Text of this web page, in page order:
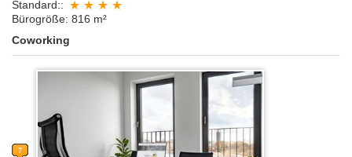
Standard::
Bürogröße: 816 m²
Coworking